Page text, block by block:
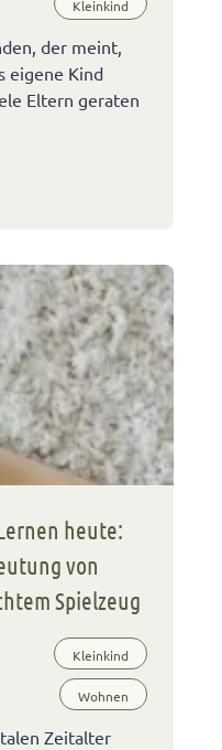
Kleinkind
der meint,
eigene Kind
Eltern geraten
heute:
von
Spielzeug
Kleinkind
Wohnen
Zeitalter